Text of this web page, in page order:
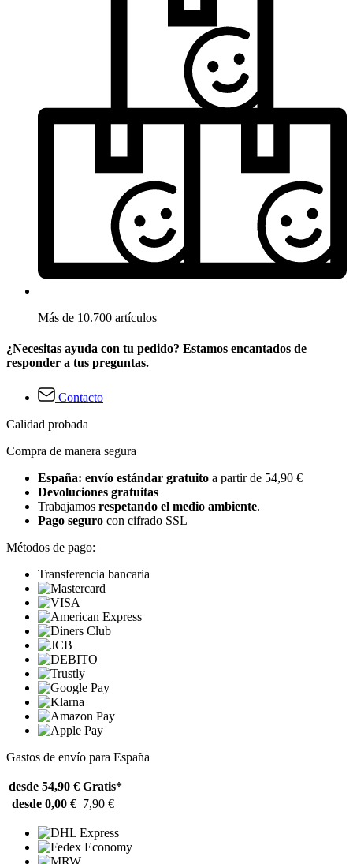
Más de 10.700 artículos
¿Necesitas ayuda con tu pedido? Estamos encantados de
responder a tus preguntas.
Contacto
Calidad probada
Compra de manera segura
España: envío estándar gratuito a partir de 54,90 €
Devoluciones gratuitas
Trabajamos respetando el medio ambiente.
Pago seguro con cifrado SSL
Métodos de pago:
Transferencia bancaria
Gastos de envío para España
desde 54,90 € Gratis*
desde 0,00 € 7,90 €